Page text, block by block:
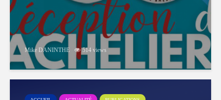
Mike DANINTHE 514 views